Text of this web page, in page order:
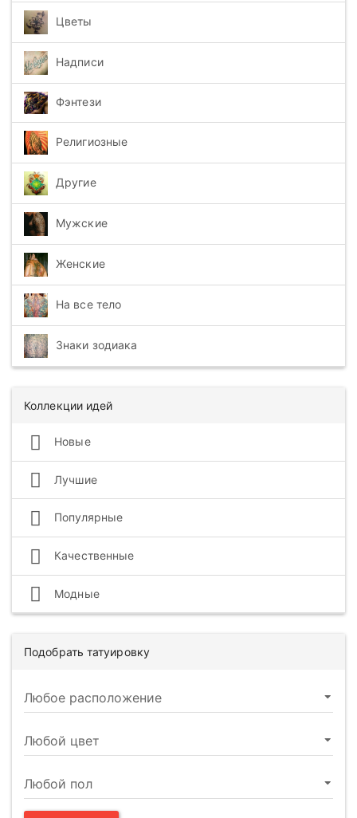
Цветы
Надписи
Фэнтези
Религиозные
Другие
Мужские
Женские
На все тело
Знаки зодиака
Коллекции идей
Новые
Лучшие
Популярные
Качественные
Модные
Подобрать татуировку